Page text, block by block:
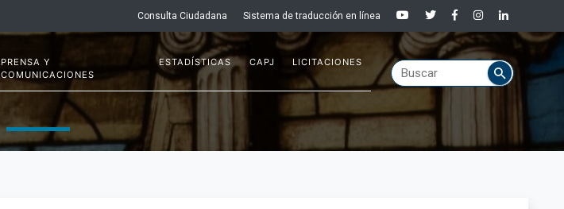
Consulta Ciudadana Sistema de traducción en línea
PRENSA Y
COMUNICACIONES
ESTADÍSTICAS CAPJ LICITACIONES